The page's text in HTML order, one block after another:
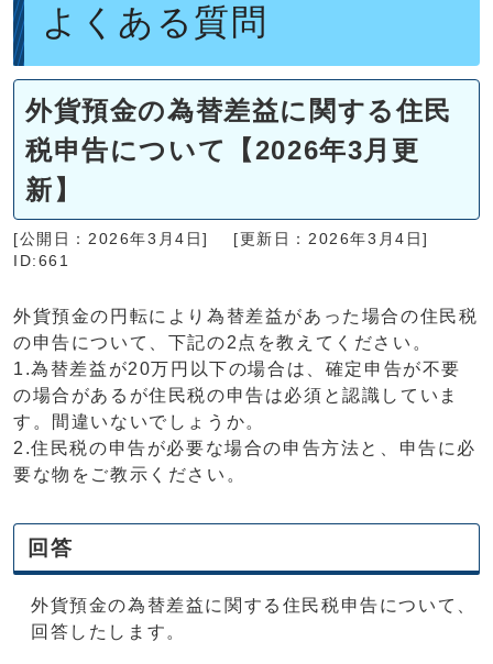
よくある質問
外貨預金の為替差益に関する住民
税申告について【2026年3月更
新】
[公開日：2026年3月4日]
[更新日：2026年3月4日]
ID:661
外貨預金の円転により為替差益があった場合の住民税
の申告について、下記の2点を教えてください。
1.為替差益が20万円以下の場合は、確定申告が不要
の場合があるが住民税の申告は必須と認識していま
す。間違いないでしょうか。
2.住民税の申告が必要な場合の申告方法と、申告に必
要な物をご教示ください。
回答
外貨預金の為替差益に関する住民税申告について、
回答したします。